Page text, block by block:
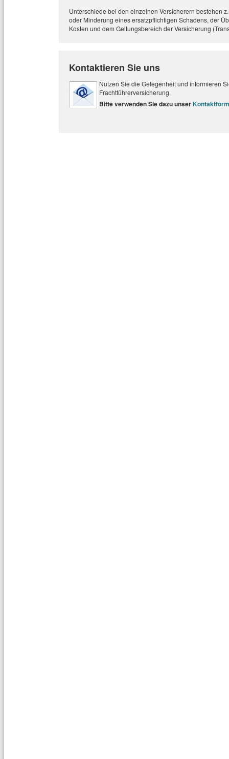
Unterschiede bei den einzelnen Versicherern bestehen
oder Minderung eines ersatzpflichtigen Schadens, der
Kosten und dem Geltungsbereich der Versicherung
Kontaktieren Sie uns
Nutzen Sie die Gelegenheit und informieren
Frachtführerversicherung.
Bitte verwenden Sie dazu unser